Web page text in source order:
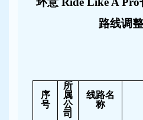
路线调
序
号
所
属
公
司
线路名
称